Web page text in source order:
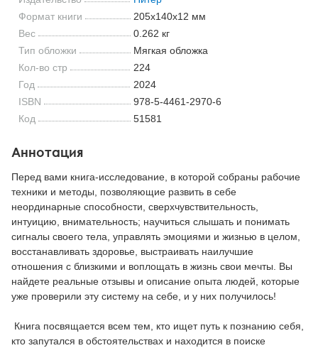
Формат книги
205x140x12 мм
Вес
0.262 кг
Тип обложки
Мягкая обложка
Кол-во стр
224
Год
2024
ISBN
978-5-4461-2970-6
Код
51581
Аннотация
Перед вами книга-исследование, в которой собраны рабочие
техники и методы, позволяющие развить в себе
неординарные способности, сверхчувствительность,
интуицию, внимательность; научиться слышать и понимать
сигналы своего тела, управлять эмоциями и жизнью в целом,
восстанавливать здоровье, выстраивать наилучшие
отношения с близкими и воплощать в жизнь свои мечты. Вы
найдете реальные отзывы и описание опыта людей, которые
уже проверили эту систему на себе, и у них получилось!
Книга посвящается всем тем, кто ищет путь к познанию себя,
кто запутался в обстоятельствах и находится в поиске